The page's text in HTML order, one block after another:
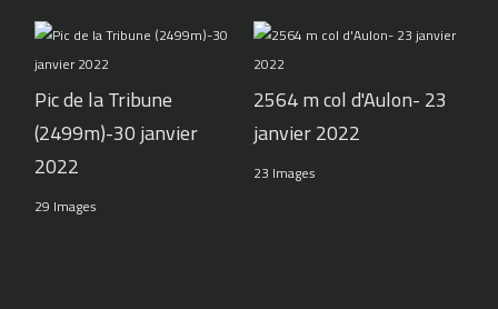
Pic de la Tribune
(2499m)-30 janvier
2022
29 Images
2564 m col d'Aulon- 23
janvier 2022
23 Images